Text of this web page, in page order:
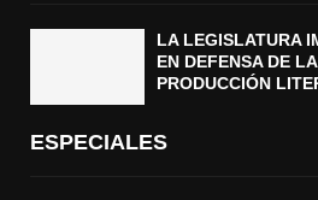
LA LEGISLATURA
EN DEFENSA DE
PRODUCCIÓN
ESPECIALES